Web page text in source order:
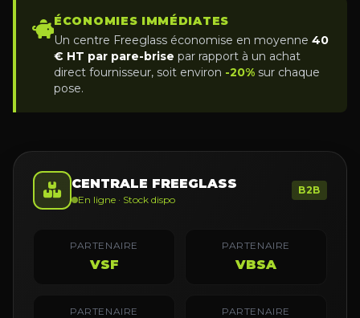
ÉCONOMIES IMMÉDIATES
Un centre Freeglass économise en moyenne 40
€ HT par pare-brise par rapport à un achat
direct fournisseur, soit environ -20% sur chaque
pose.
CENTRALE FREEGLASS
En ligne · Stock dispo
B2B
PARTENAIRE
VSF
PARTENAIRE
VBSA
PARTENAIRE PARTENAIRE